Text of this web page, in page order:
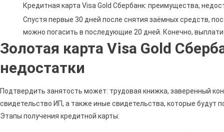
Кредитная карта Visa Gold Сбербанк: преимущества,
Спустя первые 30 дней после снятия заёмных средств,
можно погасить в последующие 20 дней. Конечно,
Золотая карта Visa Gold
недостатки
Подтвердить занятость может: трудовая книжка, заверенный
свидетельство ИП, а также иные свидетельства, которые будут
Этапы получения кредитной карты: